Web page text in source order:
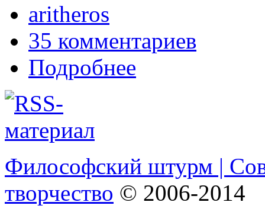
aritheros
35 комментариев
Подробнее
Философский штурм |
творчество © 2006-2014